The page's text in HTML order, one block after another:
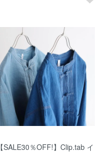
【SALE30％OFF!】Clip.tab イ